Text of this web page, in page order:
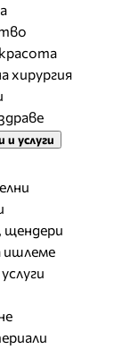
хирургия
услуги
щендери
ишлеме